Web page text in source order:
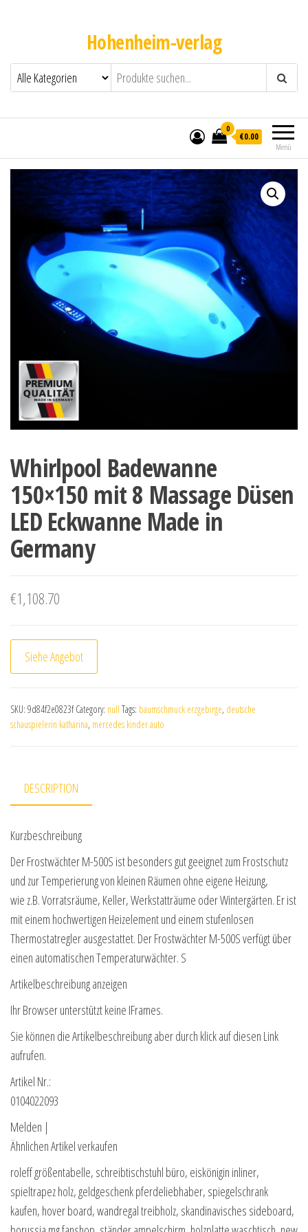
Hohenheim-verlag
Menü
0
€0.00
Whirlpool Badewanne
150×150 mit 8 Massage Düsen
LED Eckwanne Made in
Germany
€1,108.70
Siehe Angebot
SKU: 9d84f2e0823f Category: null Tags: baumschmuck erzgebirge, deutsche
schauspielerin katharina, mercedes kinder auto
DESCRIPTION
Kurzbeschreibung
Der Frostwächter M-500S ist besonders gut geeignet zum Frostschutz
und zur Temperierung von kleinen Räumen ohne eigene Heizung,
wie z.B. Vorratsräume, Keller, Werkstatträume oder Wintergärten. Er ist
mit einem hochwertigen Heizelement und einem stufenlosen
Thermostatregler ausgestattet. Der Frostwächter M-500S verfügt über
einen automatischen Temperaturwächter. S
Artikelbeschreibung anzeigen
Ihr Browser unterstützt keine IFrames.
Sie können die Artikelbeschreibung aber durch klick auf diesen Link
aufrufen.
Artikel Nr.:
0104022093
Melden |
Ähnlichen Artikel verkaufen
roleff größentabelle, schreibtischstuhl büro, eiskönigin inliner,
spieltrapez holz, geldgeschenk pferdeliebhaber, spiegelschrank
kaufen, hover board, wandregal treibholz, skandinavisches sideboard,